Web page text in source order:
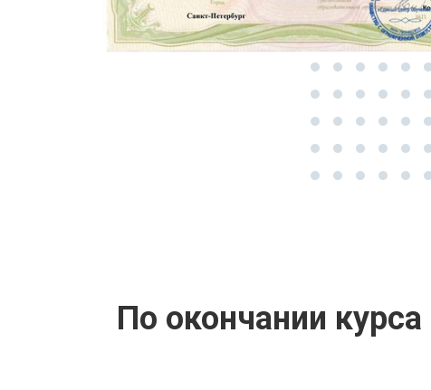
По окончании курса